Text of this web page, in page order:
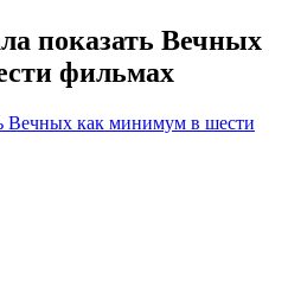
показать Вечных
фильмах
Вечных как минимум в шести